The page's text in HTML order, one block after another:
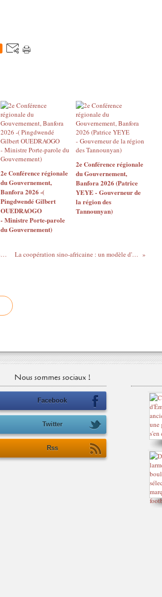
2e Conférence régionale
du Gouvernement,
Banfora 2026 -(
Pingdwendé Gilbert
OUEDRAOGO
- Ministre Porte-parole
du Gouvernement)
2e Conférence régionale
du Gouvernement,
Banfora 2026 (Patrice
YEYE - Gouverneur de
la région des
Tannounyan)
République Démocratique du Congo : une course contre la montre pour vacciner contre la variole du singe La coopération sino-africaine : un modèle d'intégration économique durable et prospère
Nous sommes sociaux !
Facebook
Twitter
Rss